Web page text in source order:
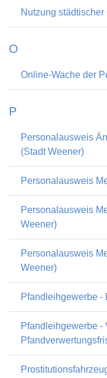
Nutzung
O
Online-Wache der
P
Personalausweis
(Stadt Weener)
Personalausweis
Personalausweis
Weener)
Personalausweis
Weener)
Pfandleihgewerbe -
Pfandleihgewerbe -